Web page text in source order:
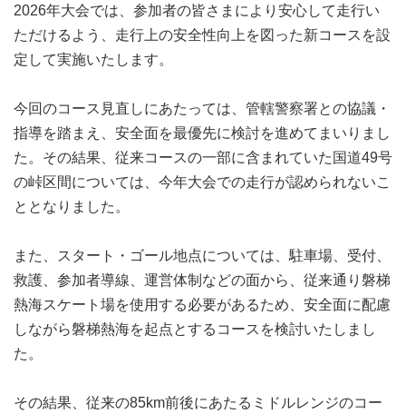
2026年大会では、参加者の皆さまにより安心して走行い
ただけるよう、走行上の安全性向上を図った新コースを設
定して実施いたします。
今回のコース見直しにあたっては、管轄警察署との協議・
指導を踏まえ、安全面を最優先に検討を進めてまいりまし
た。その結果、従来コースの一部に含まれていた国道49号
の峠区間については、今年大会での走行が認められないこ
ととなりました。
また、スタート・ゴール地点については、駐車場、受付、
救護、参加者導線、運営体制などの面から、従来通り磐梯
熱海スケート場を使用する必要があるため、安全面に配慮
しながら磐梯熱海を起点とするコースを検討いたしまし
た。
その結果、従来の85km前後にあたるミドルレンジのコー